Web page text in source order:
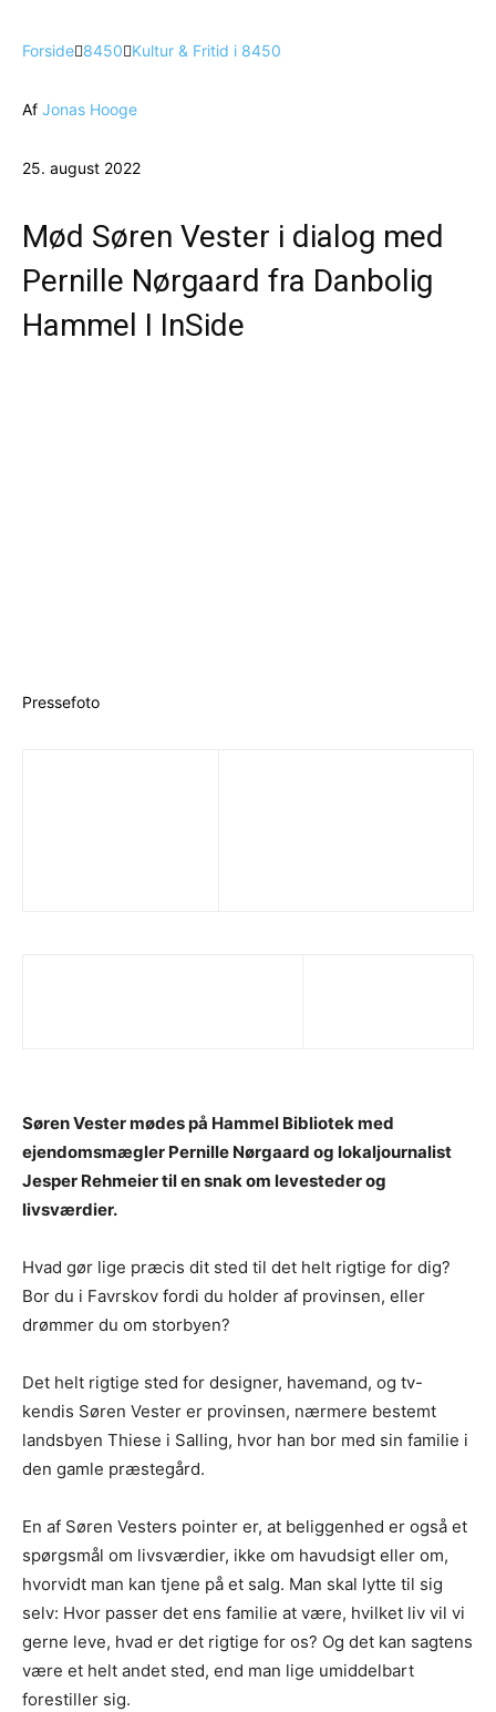
Forside 8450 Kultur & Fritid i 8450
Af Jonas Hooge
25. august 2022
Mød Søren Vester i dialog med
Pernille Nørgaard fra Danbolig
Hammel I InSide
Pressefoto
Søren Vester mødes på Hammel Bibliotek med
ejendomsmægler Pernille Nørgaard og lokaljournalist
Jesper Rehmeier til en snak om levesteder og
livsværdier.
Hvad gør lige præcis dit sted til det helt rigtige for dig?
Bor du i Favrskov fordi du holder af provinsen, eller
drømmer du om storbyen?
Det helt rigtige sted for designer, havemand, og tv-
kendis Søren Vester er provinsen, nærmere bestemt
landsbyen Thiese i Salling, hvor han bor med sin familie i
den gamle præstegård.
En af Søren Vesters pointer er, at beliggenhed er også et
spørgsmål om livsværdier, ikke om havudsigt eller om,
hvorvidt man kan tjene på et salg. Man skal lytte til sig
selv: Hvor passer det ens familie at være, hvilket liv vil vi
gerne leve, hvad er det rigtige for os? Og det kan sagtens
være et helt andet sted, end man lige umiddelbart
forestiller sig.